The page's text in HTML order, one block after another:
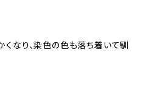
なり、染色の色も落ち着いて馴